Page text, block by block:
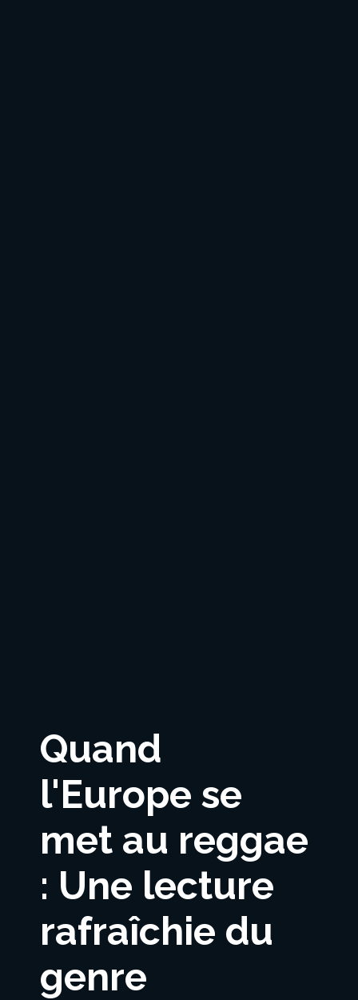
Quand
l'Europe se
met au reggae
: Une lecture
rafraîchie du
genre